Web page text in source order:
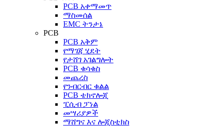
PCB አቀማመጥ
ማስመሰል
EMC ትንታኔ
PCB
PCB አቅም
የማገጃ ሂደት
የታሸገ አገልግሎት
PCB ቁሳቁስ
መጨረስ
የንብርብር ቁልል
PCB ቴክኖሎጂ
ፒሲብ ፓነል
መሣሪያዎች
ማሸግና እና ሎጂስቲክስ